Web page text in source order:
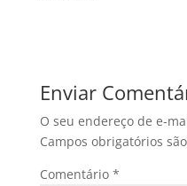
Enviar
O seu endereço de e-
Campos obrigatórios
Comentário *